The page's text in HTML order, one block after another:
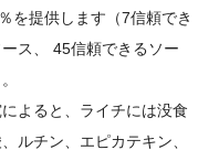
を提供します（7信頼でき
ス
45信頼できるソー
よると、ライチには没食
ルチン、エピカテキン、